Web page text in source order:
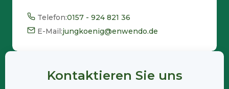
Telefon:0157 - 924 821 36
E-Mail:jungkoenig@enwendo.de
Kontaktieren Sie uns